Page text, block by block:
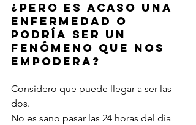
¿Pero es acaso una
enfermedad o
podría ser un
fenómeno que nos
empodera?
Considero que puede llegar a ser las
dos.
No es sano pasar las 24 horas del día